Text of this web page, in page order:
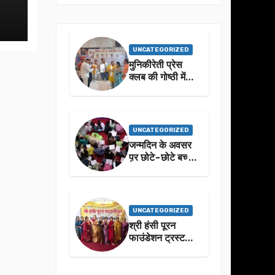
UNCATEGORIZED
मुनिकीरेती प्रेस
क्लब की गोष्ठी में
UNCATEGORIZED
जन्मदिन के अवसर
प़र छोटे-छोटे बच्चो
UNCATEGORIZED
श्री हंसी पूरन
फाउंडेशन ट्रस्ट